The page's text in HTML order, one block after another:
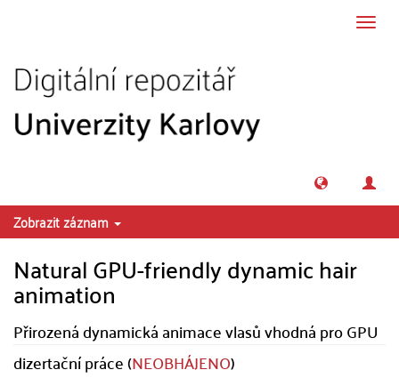
Zobrazit záznam
Natural GPU-friendly dynamic hair
animation
Přirozená dynamická animace vlasů vhodná pro GPU
dizertační práce (NEOBHÁJENO)